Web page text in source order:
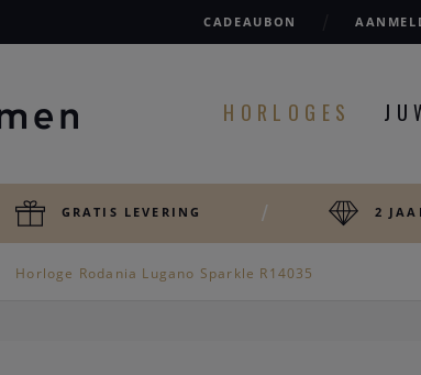
CADEAUBON
HORLOGES
GRATIS LEVERING 2
Horloge Rodania Lugano Sparkle R14035